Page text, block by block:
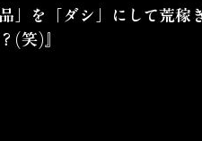
品」を「ダシ」にして荒
(笑)』